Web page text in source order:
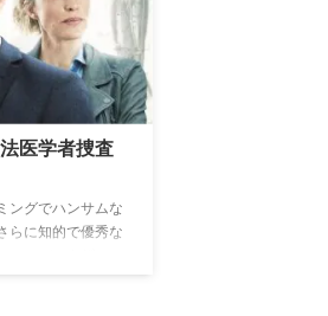
医学者捜査
ングでハンサムな
らに知的で優秀な